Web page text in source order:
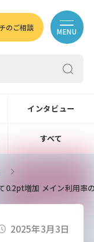
のご相談 MENU
インタビュー
すべて
0.2pt増加 メイン利用
2025年3月3日